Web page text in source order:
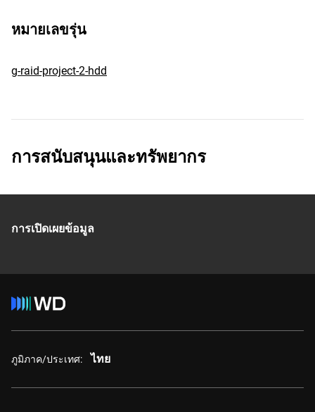
หมายเลขรุ่น
g-raid-project-2-hdd
การสนับสนุนและทรัพยากร
การเปิดเผยข้อมูล
ภูมิภาค/ประเทศ: ไทย